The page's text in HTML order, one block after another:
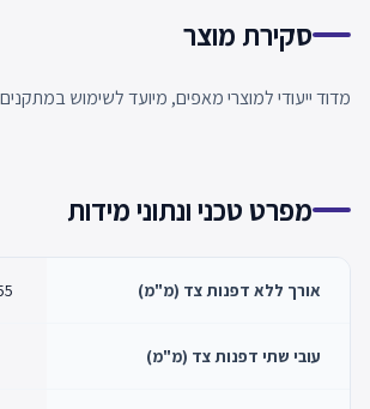
סקירת מוצר
מדוד ייעודי למוצרי מאפים, מיועד לשימוש
מפרט טכני ונתוני מידות
אורך ללא דפנות צד (מ"מ)
עובי שתי דפנות צד (מ"מ)